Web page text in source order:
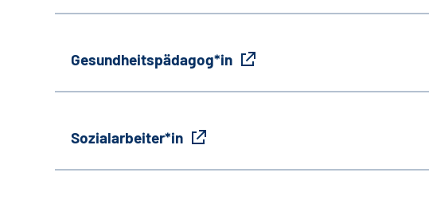
Gesundheitspädagog*in
Sozialarbeiter*in